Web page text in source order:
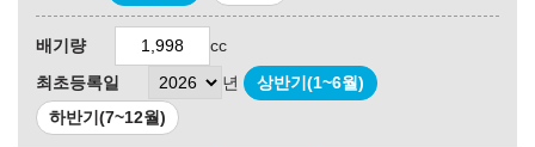
배기량
cc
최초등록일
년
상반기(1~6월)
하반기(7~12월)